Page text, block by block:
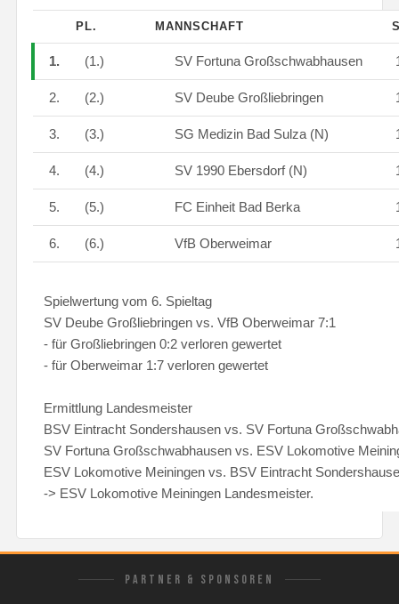
PL. MANNSCHAFT
1. (1.) SV Fortuna Großschwabhausen
2. (2.) SV Deube Großliebringen
3. (3.) SG Medizin Bad Sulza (N)
4. (4.) SV 1990 Ebersdorf (N)
5. (5.) FC Einheit Bad Berka
6. (6.) VfB Oberweimar
Spielwertung vom 6. Spieltag
SV Deube Großliebringen vs. VfB Oberweimar 7:1
- für Großliebringen 0:2 verloren gewertet
- für Oberweimar 1:7 verloren gewertet
Ermittlung Landesmeister
BSV Eintracht Sondershausen vs. SV Fortuna
SV Fortuna Großschwabhausen vs. ESV Lokomotive
ESV Lokomotive Meiningen vs. BSV Eintracht
-> ESV Lokomotive Meiningen Landesmeister.
PARTNER & SPONSOREN